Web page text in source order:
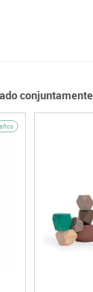
conjuntamente